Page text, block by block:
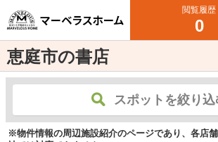
閲覧履歴
0
恵庭市の書店
スポットを絞り込
※物件情報の周辺施設紹介のページであり、各店